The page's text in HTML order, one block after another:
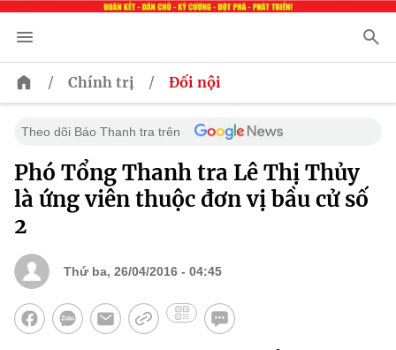
/ Chính trị / Đối nội
Theo dõi Báo Thanh tra trên
Phó Tổng Thanh tra Lê Thị Thủy
là ứng viên thuộc đơn vị bầu cử số
2
Thứ ba, 26/04/2016 - 04:45